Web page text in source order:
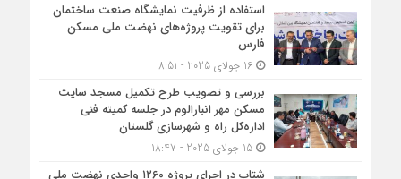
استفاده از ظرفیت نمایشگاه صنعت ساختمان
برای تقویت پروژه‌های نهضت ملی مسکن
فارس
16 جولای 2025 - 8:51
بررسی و تصویب طرح تکمیل مسجد سایت
مسکن مهر انبارالوم در جلسه کمیته فنی
اداره‌کل راه و شهرسازی گلستان
15 جولای 2025 - 18:47